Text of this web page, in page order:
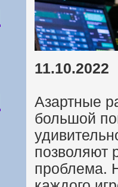
11.10.2022
Азартные
большой
позволяют
проблема.